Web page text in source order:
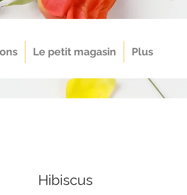
Le petit magasin Plus
Hibiscus